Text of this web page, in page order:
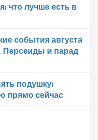
что лучше есть в
события августа
Персеиды и парад
подушку:
прямо сейчас